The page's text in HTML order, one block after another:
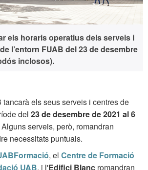
els horaris operatius dels serveis i
l’entorn FUAB del 23 de desembre
inclosos).
tancarà els seus serveis i centres de
del 23 de desembre de 2021 al 6
Alguns serveis, però, romandran
necessitats puntuals.
, el Centre de Formació
UAB, i l'Edifici Blanc romandran